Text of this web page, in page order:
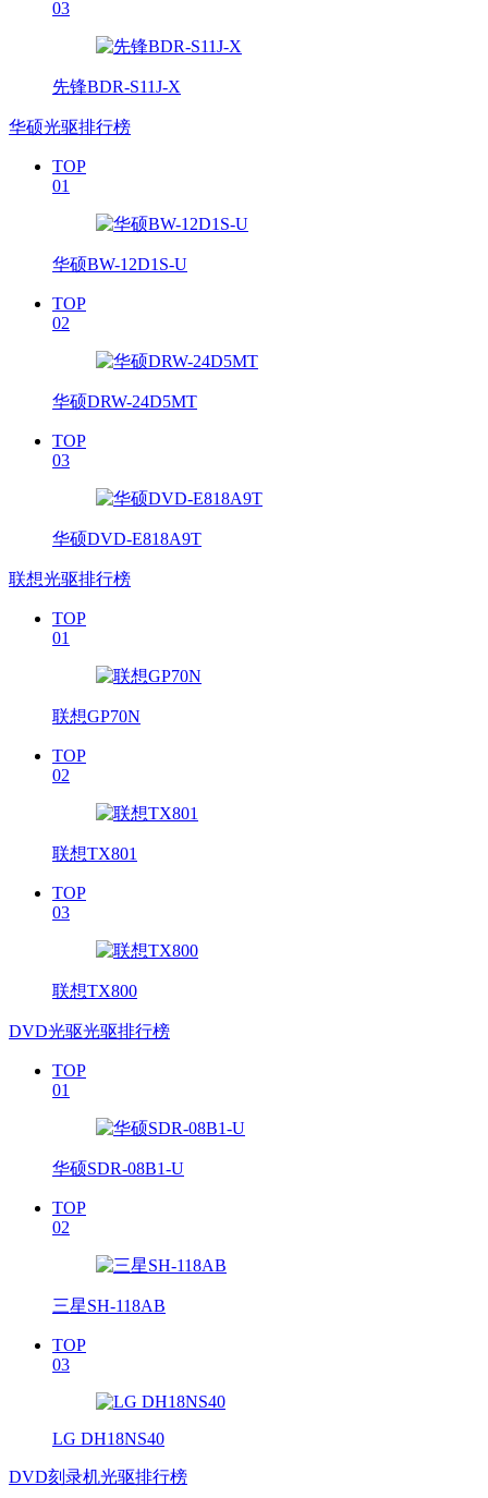
03
先锋BDR-S11J-X
华硕光驱排行榜
TOP
01
华硕BW-12D1S-U
TOP
02
华硕DRW-24D5MT
TOP
03
华硕DVD-E818A9T
联想光驱排行榜
TOP
01
联想GP70N
TOP
02
联想TX801
TOP
03
联想TX800
DVD光驱光驱排行榜
TOP
01
华硕SDR-08B1-U
TOP
02
三星SH-118AB
TOP
03
LG DH18NS40
DVD刻录机光驱排行榜